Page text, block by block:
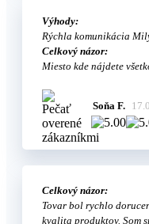
Výhody:
Rýchla komunikácia
Celkový názor:
Miesto kde nájdete
Soňa F.
Celkový názor:
Tovar bol rychlo
kvalita produktov. Som